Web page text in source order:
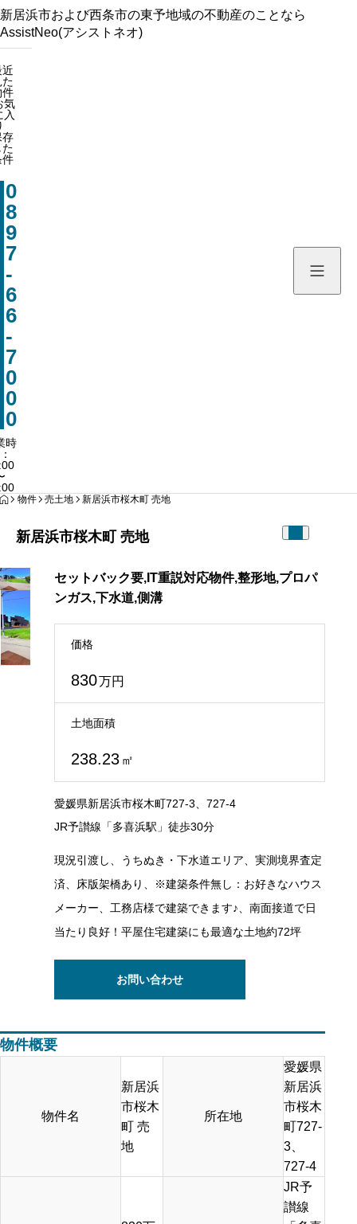
新居浜市および西条市の東予地域の不動産のことなら
AssistNeo(アシストネオ)
近
た
件
気
入
存
た
件
0
8
9
7
-
6
6
-
7
0
0
0
時
HOME
物件 売土地 新居浜市桜木町 売地
新居浜市桜木町 売地
セットバック要,IT重説対応物件,整形地,プロパ
ンガス,下水道,側溝
価格
830万円
土地面積
238.23 ㎡
愛媛県新居浜市桜木町727-3、727-4
JR予讃線「多喜浜駅」徒歩30分
現況引渡し、うちぬき・下水道エリア、実測境界査定
済、床版架橋あり、※建築条件無し：お好きなハウス
メーカー、工務店様で建築できます♪、南面接道で日
当たり良好！平屋住宅建築にも最適な土地約72坪
お問い合わせ
物件概要
物件名
新居浜
市桜木
町 売
地
所在地
愛媛県
新居浜
市桜木
町727-
3、
727-4
JR予
讃線